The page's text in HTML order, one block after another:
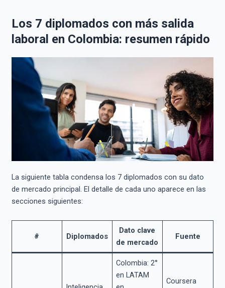
Los 7 diplomados con más salida
laboral en Colombia: resumen rápido
La siguiente tabla condensa los 7 diplomados con su dato
de mercado principal. El detalle de cada uno aparece en las
secciones siguientes:
# Diplomados
Dato clave
de mercado
Fuente
Colombia: 2°
en LATAM
Coursera